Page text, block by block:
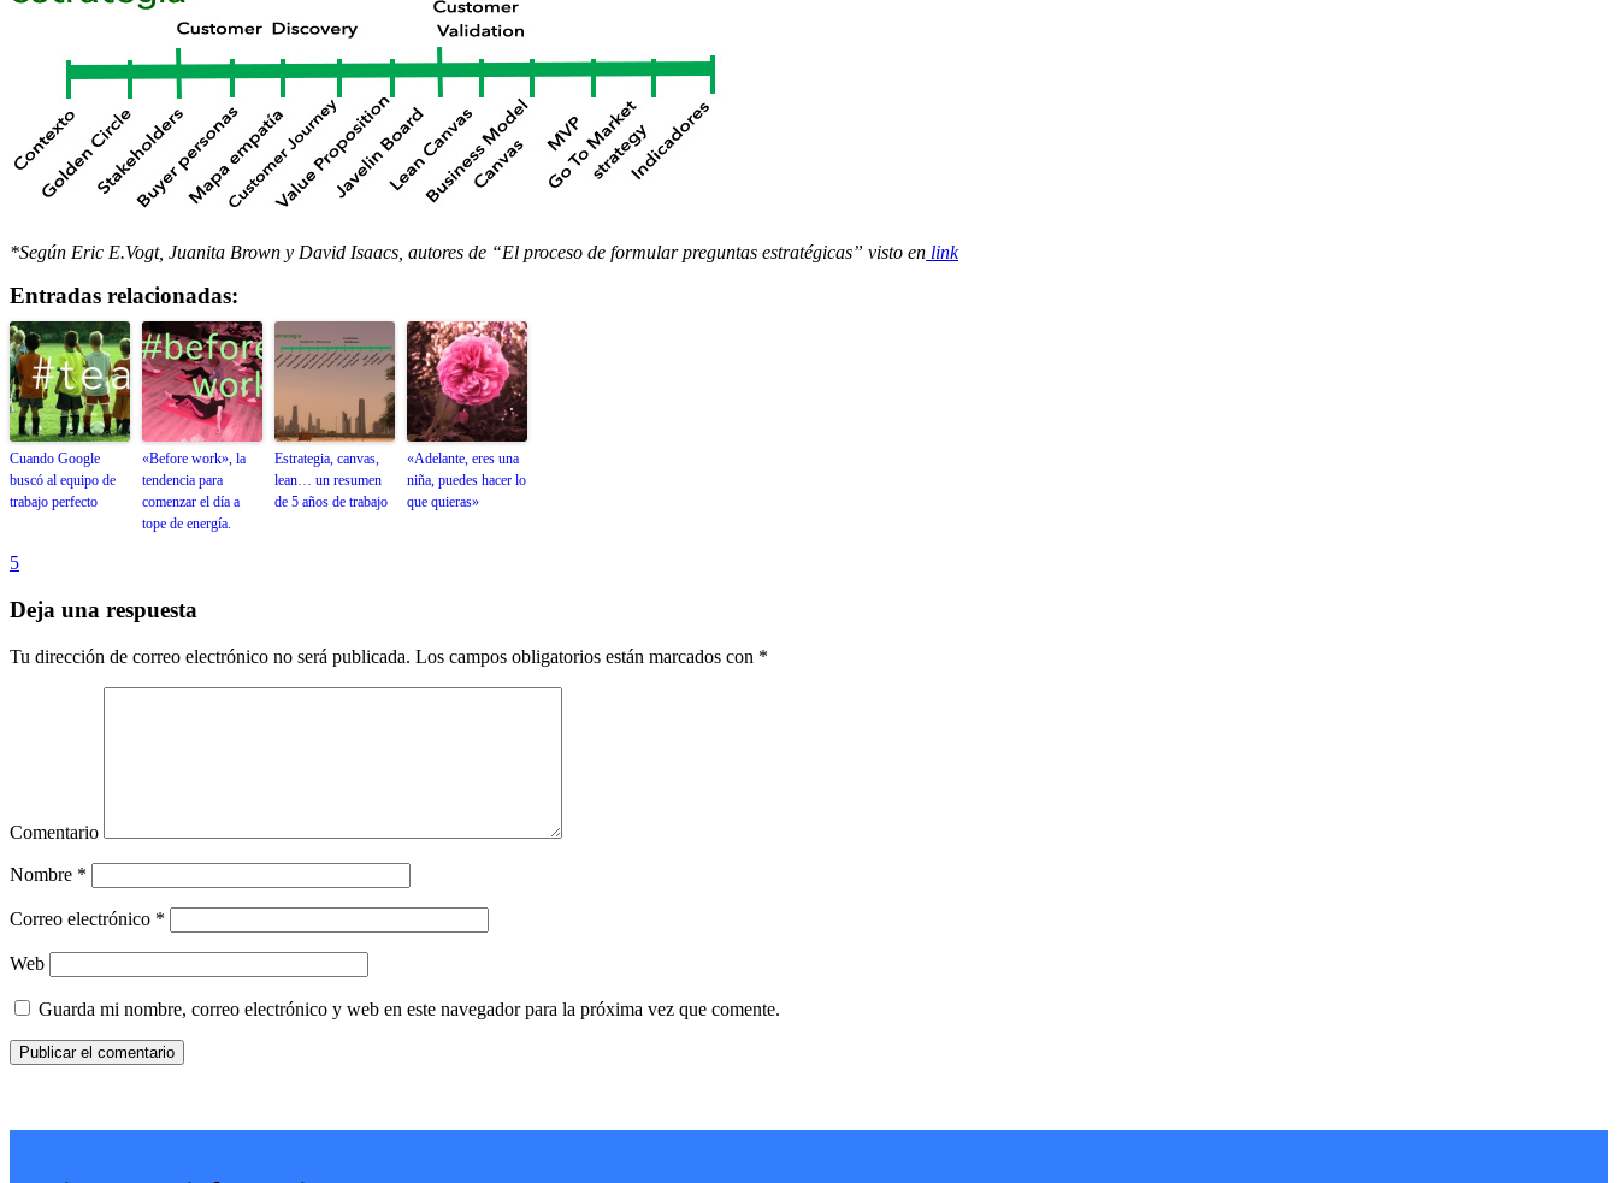
*Según Eric E.Vogt, Juanita Brown y David Isaacs, autores de “El proceso de formular preguntas estratégicas” visto en link
Entradas relacionadas:
Cuando Google
buscó al equipo de
trabajo perfecto
«Before work», la
tendencia para
comenzar el día a
tope de energía.
Estrategia, canvas,
lean… un resumen
de 5 años de trabajo
«Adelante, eres una
niña, puedes hacer lo
que quieras»
5
Deja una respuesta
Tu dirección de correo electrónico no será publicada. Los campos obligatorios están marcados con *
Comentario
Nombre *
Correo electrónico *
Web
Guarda mi nombre, correo electrónico y web en este navegador para la próxima vez que comente.